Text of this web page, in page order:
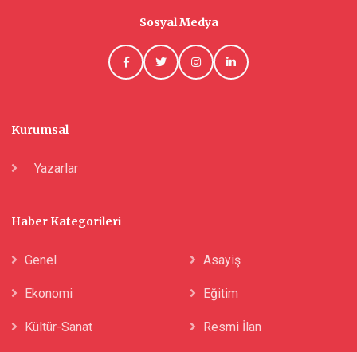
Sosyal Medya
Kurumsal
Yazarlar
Haber Kategorileri
Genel Asayiş
Ekonomi Eğitim
Kültür-Sanat Resmi İlan